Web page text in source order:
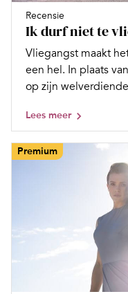
Recensie
Ik durf niet te
Vliegangst maakt
een hel. In plaats
op zijn
Lees meer
Premium